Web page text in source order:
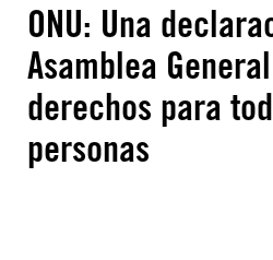
ONU: Una
Asamblea
derechos para
personas